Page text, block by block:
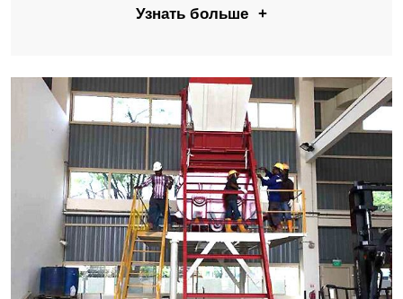
Узнать больше +